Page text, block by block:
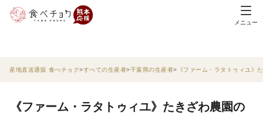
メニュー
産地直送通販 食べチョク すべての生産者 千葉県の生産者 《ファーム・ラタトゥィユ》
《ファーム・ラタトゥィユ》たきざわ農園の